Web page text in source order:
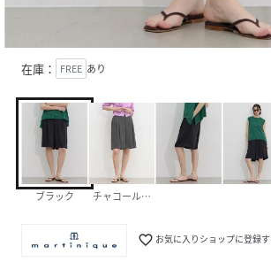
在庫： FREE あり
ブラック チャコールグレー
favorite_border お気に入りショップに登録